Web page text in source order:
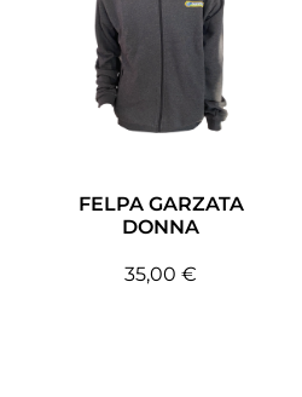
FELPA GARZATA
DONNA
35,00 €